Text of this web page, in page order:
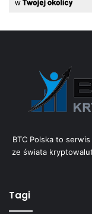
BTC Polska to
ze świata
Tagi